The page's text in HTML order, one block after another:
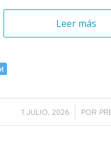
Leer más
1 JULIO, 2026 POR